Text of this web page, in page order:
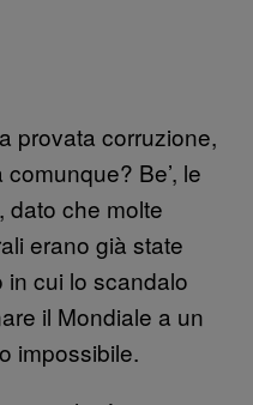
provata corruzione,
Be’, le
dato che molte
erano già state
cui lo scandalo
il Mondiale a un
impossibile.